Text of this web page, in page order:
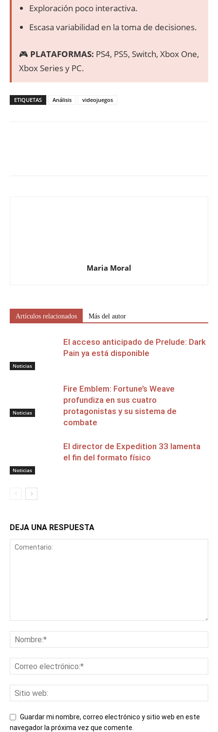
Exploración poco interactiva.
Escasa variabilidad en la toma de decisiones.
🎮 PLATAFORMAS: PS4, PS5, Switch, Xbox One,
Xbox Series y PC.
ETIQUETAS Análisis videojuegos
Maria Moral
Artículos relacionados Más del autor
Noticias
El acceso anticipado de Prelude: Dark
Pain ya está disponible
Noticias
Fire Emblem: Fortune’s Weave
profundiza en sus cuatro
protagonistas y su sistema de
combate
Noticias
El director de Expedition 33 lamenta
el fin del formato físico
DEJA UNA RESPUESTA
Guardar mi nombre, correo electrónico y sitio web en este
navegador la próxima vez que comente.